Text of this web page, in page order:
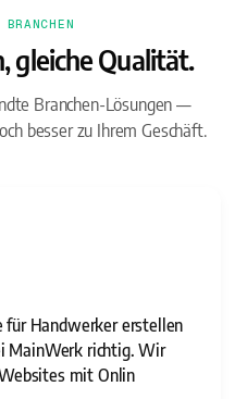
gleiche Qualität.
Branchen-Lösungen —
besser zu Ihrem Geschäft.
für Handwerker erstellen
MainWerk richtig. Wir
mit Onlin